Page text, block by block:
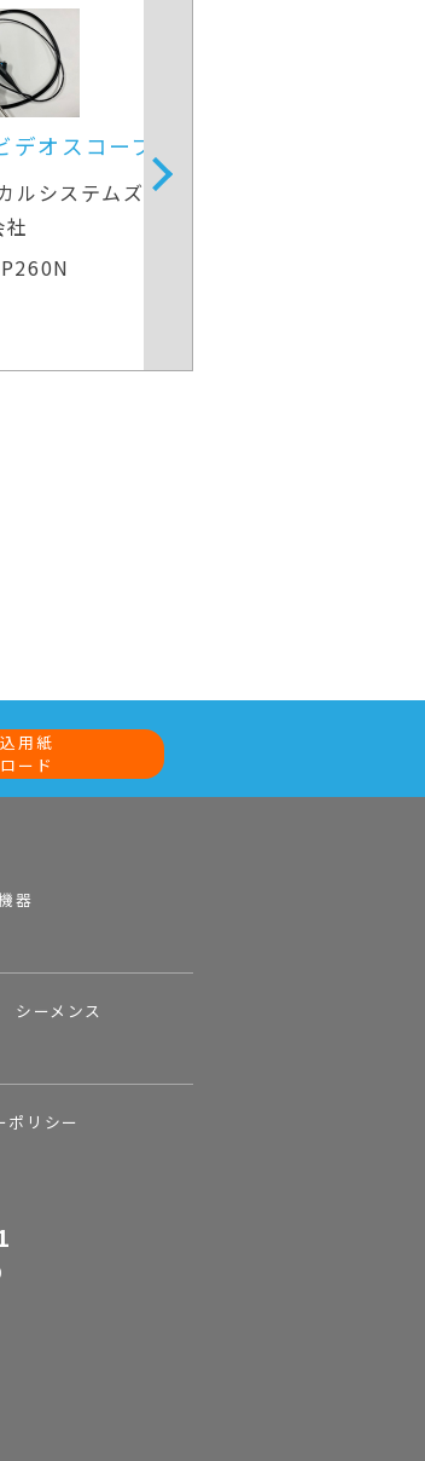
ビデオスコープ
カルシステムズ株式
会社
H260
用紙
ード
器
シーメンス
ポリシー